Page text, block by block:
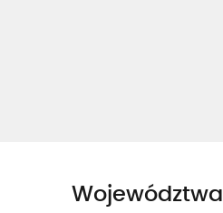
Województwa